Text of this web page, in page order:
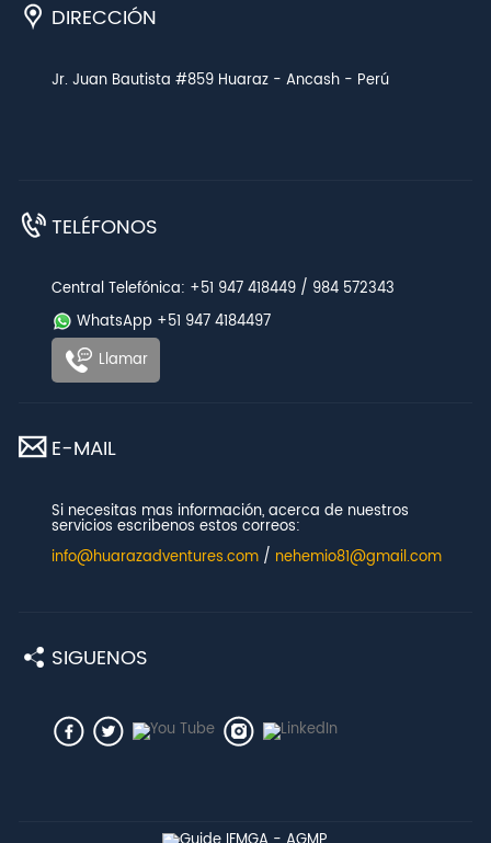
DIRECCIÓN
Jr. Juan Bautista #859 Huaraz - Ancash - Perú
TELÉFONOS
Central Telefónica: +51 947 418449 / 984 572343
WhatsApp +51 947 4184497
Llamar
E-MAIL
Si necesitas mas información, acerca de nuestros
servicios escribenos estos correos:
info@huarazadventures.com/ nehemio81@gmail.com
SIGUENOS